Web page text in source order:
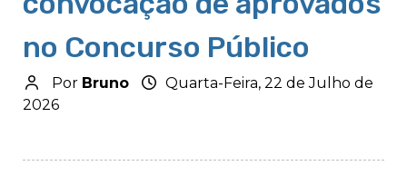
no Concurso Público
Por Bruno
Quarta-Feira, 22 de Julho de
2026